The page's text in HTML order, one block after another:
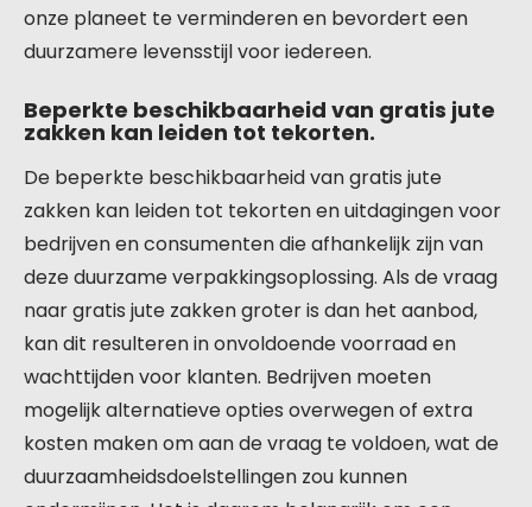
onze planeet te verminderen en bevordert een
duurzamere levensstijl voor iedereen.
Beperkte beschikbaarheid van gratis jute
zakken kan leiden tot tekorten.
De beperkte beschikbaarheid van gratis jute
zakken kan leiden tot tekorten en uitdagingen voor
bedrijven en consumenten die afhankelijk zijn van
deze duurzame verpakkingsoplossing. Als de vraag
naar gratis jute zakken groter is dan het aanbod,
kan dit resulteren in onvoldoende voorraad en
wachttijden voor klanten. Bedrijven moeten
mogelijk alternatieve opties overwegen of extra
kosten maken om aan de vraag te voldoen, wat de
duurzaamheidsdoelstellingen zou kunnen